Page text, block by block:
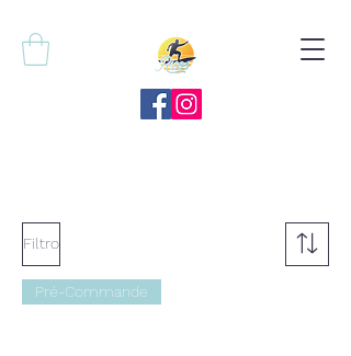
Filtro
Pré-Commande